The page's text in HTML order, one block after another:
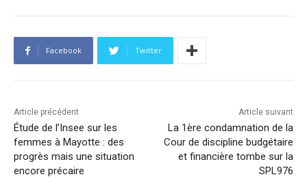
Facebook Twitter
Article précédent
Étude de l’Insee sur les
femmes à Mayotte : des
progrès mais une situation
encore précaire
Article suivant
La 1ère condamnation de la
Cour de discipline budgétaire
et financière tombe sur la
SPL976